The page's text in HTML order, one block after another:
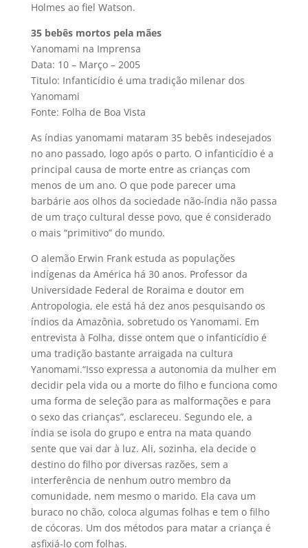
Holmes ao fiel Watson.
35 bebês mortos pela mães
Yanomami na Imprensa
Data: 10 – Março – 2005
Titulo: Infanticídio é uma tradição milenar dos
Yanomami
Fonte: Folha de Boa Vista
As índias yanomami mataram 35 bebês indesejados
no ano passado, logo após o parto. O infanticídio é a
principal causa de morte entre as crianças com
menos de um ano. O que pode parecer uma
barbárie aos olhos da sociedade não-índia não passa
de um traço cultural desse povo, que é considerado
o mais “primitivo” do mundo.
O alemão Erwin Frank estuda as populações
indígenas da América há 30 anos. Professor da
Universidade Federal de Roraima e doutor em
Antropologia, ele está há dez anos pesquisando os
índios da Amazônia, sobretudo os Yanomami. Em
entrevista à Folha, disse ontem que o infanticídio é
uma tradição bastante arraigada na cultura
Yanomami.“Isso expressa a autonomia da mulher em
decidir pela vida ou a morte do filho e funciona como
uma forma de seleção para as malformações e para
o sexo das crianças”, esclareceu. Segundo ele, a
índia se isola do grupo e entra na mata quando
sente que vai dar à luz. Ali, sozinha, ela decide o
destino do filho por diversas razões, sem a
interferência de nenhum outro membro da
comunidade, nem mesmo o marido. Ela cava um
buraco no chão, coloca algumas folhas e tem o filho
de cócoras. Um dos métodos para matar a criança é
asfixiá-lo com folhas.